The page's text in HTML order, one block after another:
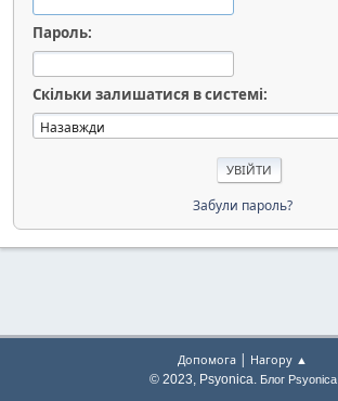
Пароль:
Скільки залишатися в системі:
Забули пароль?
Допомога | Нагору ▲
© 2023, Psyonica. Блог Psyonica